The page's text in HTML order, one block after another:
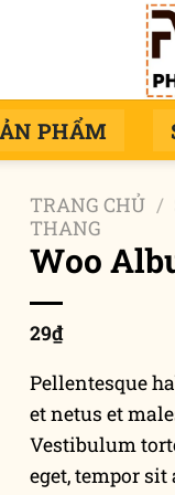
PHẨM
TRANG CHỦ /
THANG
Woo
29₫
Pellentesque
et netus et
Vestibulum
eget, tempor sit